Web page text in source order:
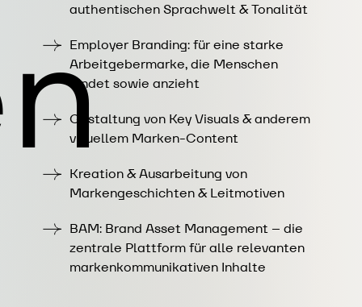
authentischen Sprachwelt & Tonalität
Employer Branding: für eine starke
Arbeitgebermarke, die Menschen
bindet sowie anzieht
Gestaltung von Key Visuals & anderem
visuellem Marken-Content
Kreation & Ausarbeitung von
Markengeschichten & Leitmotiven
BAM: Brand Asset Management– die
zentrale Plattform für alle relevanten
markenkommunikativen Inhalte